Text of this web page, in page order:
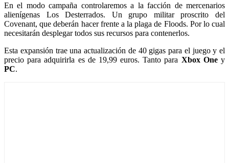
En el modo campaña controlaremos a la facción de mercenarios
alienígenas Los Desterrados. Un grupo militar proscrito del
Covenant, que deberán hacer frente a la plaga de Floods. Por lo cual
necesitarán desplegar todos sus recursos para contenerlos.
Esta expansión trae una actualización de 40 gigas para el juego y el
precio para adquirirla es de 19,99 euros. Tanto para Xbox Oney
PC.